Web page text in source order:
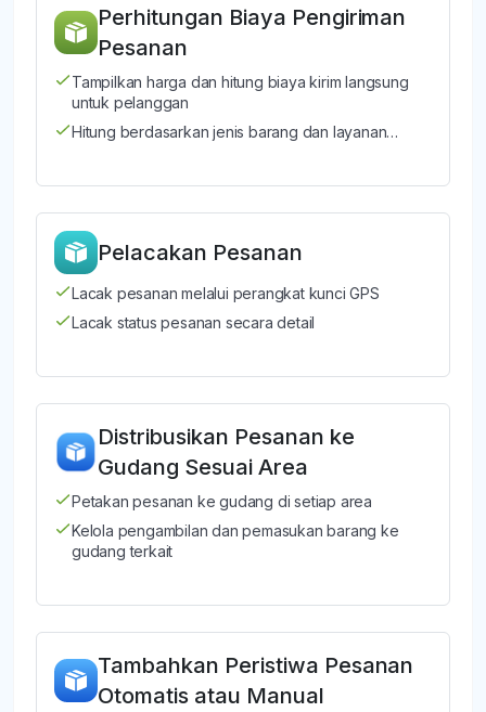
Perhitungan Biaya Pengiriman
Pesanan
Tampilkan harga dan hitung biaya kirim langsung
untuk pelanggan
Hitung berdasarkan jenis barang dan layanan…
Pelacakan Pesanan
Lacak pesanan melalui perangkat kunci GPS
Lacak status pesanan secara detail
Distribusikan Pesanan ke
Gudang Sesuai Area
Petakan pesanan ke gudang di setiap area
Kelola pengambilan dan pemasukan barang ke
gudang terkait
Tambahkan Peristiwa Pesanan
Otomatis atau Manual